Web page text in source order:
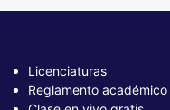
Licenciaturas
Reglamento académico